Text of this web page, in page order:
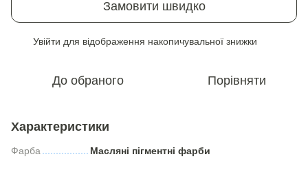
Замовити швидко
Увійти для відображення накопичувальної знижки
До обраного Порівняти
Характеристики
Фарба Масляні пігментні фарби